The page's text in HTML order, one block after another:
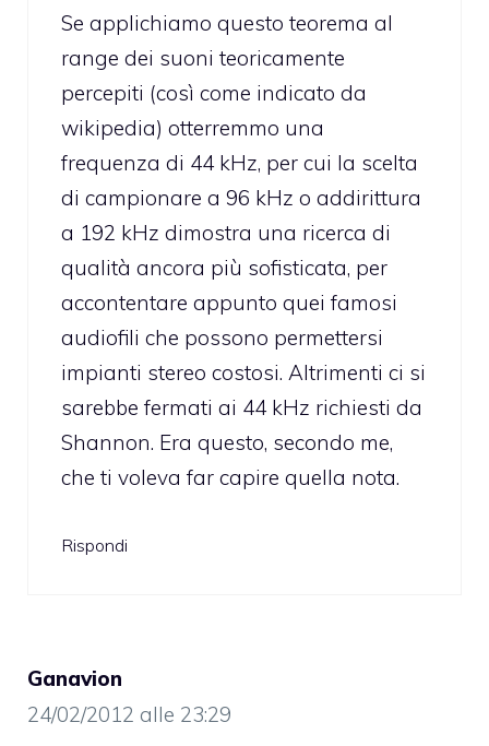
Se applichiamo questo teorema al
range dei suoni teoricamente
percepiti (così come indicato da
wikipedia) otterremmo una
frequenza di 44 kHz, per cui la scelta
di campionare a 96 kHz o addirittura
a 192 kHz dimostra una ricerca di
qualità ancora più sofisticata, per
accontentare appunto quei famosi
audiofili che possono permettersi
impianti stereo costosi. Altrimenti ci si
sarebbe fermati ai 44 kHz richiesti da
Shannon. Era questo, secondo me,
che ti voleva far capire quella nota.
Rispondi
Ganavion
24/02/2012 alle 23:29